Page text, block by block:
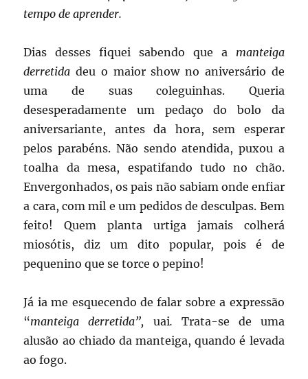
tempo de aprender.
Dias desses fiquei sabendo que a manteiga
derretida deu o maior show no aniversário de
uma de suas coleguinhas. Queria
desesperadamente um pedaço do bolo da
aniversariante, antes da hora, sem esperar
pelos parabéns. Não sendo atendida, puxou a
toalha da mesa, espatifando tudo no chão.
Envergonhados, os pais não sabiam onde enfiar
a cara, com mil e um pedidos de desculpas. Bem
feito! Quem planta urtiga jamais colherá
miosótis, diz um dito popular, pois é de
pequenino que se torce o pepino!
Já ia me esquecendo de falar sobre a expressão
“manteiga derretida”, uai. Trata-se de uma
alusão ao chiado da manteiga, quando é levada
ao fogo.